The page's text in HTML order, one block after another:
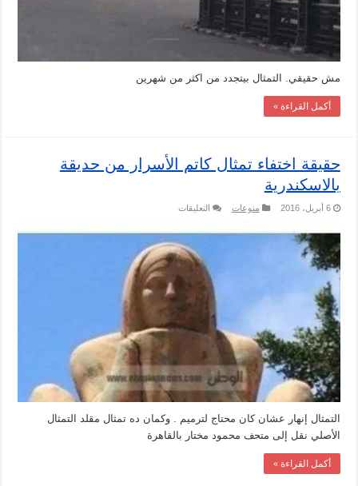
مش حقيقي. التمثال بيتجدد من اكثر من شهرين
أكمل القراءة »
حقيقة اختفاء تمثال كاتم الأسرار من حديقة
بالاسكندرية
6 أبريل، 2016 منوعات التعليقات
تمثال
كاتم
الأسرار
حديقة
بالاسكندرية
مغلقة
التمثال إنهار عشان كان محتاج لترميم . وكمان ده تمثال مقلد التمثال
الأصلي نقل إلى متحف محمود مختار بالقاهرة
أكمل القراءة »